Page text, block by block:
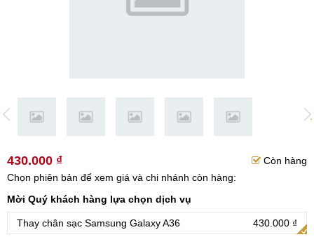
430.000 ₫
Còn hàng
Chọn phiên bản để xem giá và chi nhánh còn hàng:
Mời Quý khách hàng lựa chọn dịch vụ
Thay chân sạc Samsung Galaxy A36 430.000 ₫